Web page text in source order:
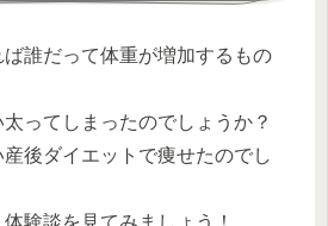
誰だって体重が増加するもの
ってしまったのでしょうか？
後ダイエットで痩せたのでし